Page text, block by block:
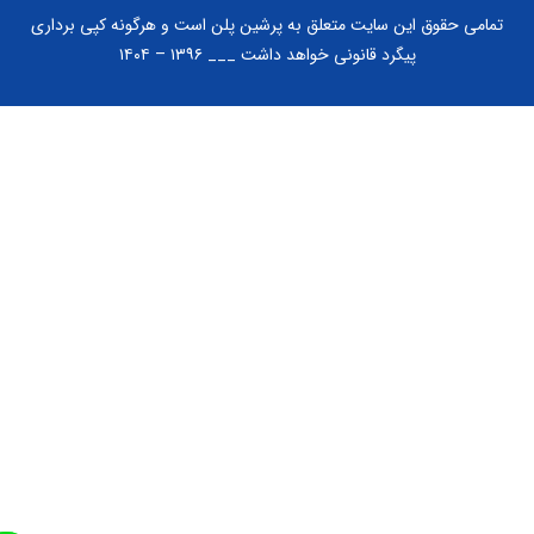
تمامی حقوق این سایت متعلق به پرشین پلن است و هرگونه کپی برداری
پیگرد قانونی خواهد داشت ___ ۱۳۹۶ – ۱۴۰۴